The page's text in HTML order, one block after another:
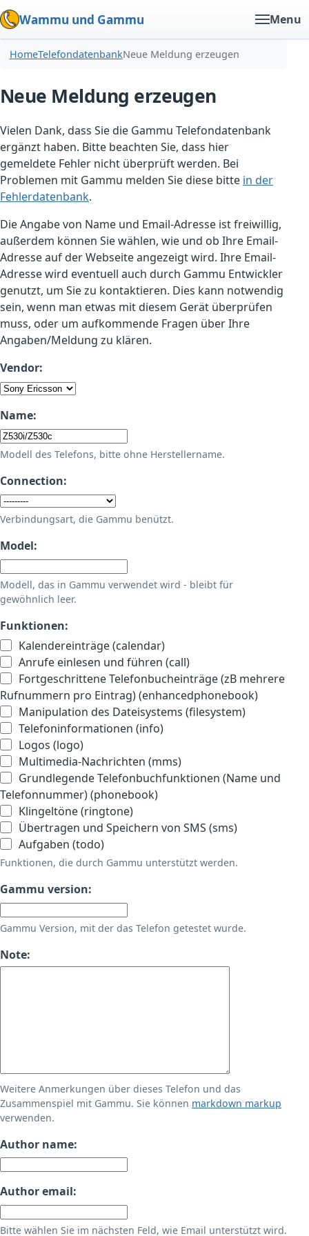
Wammu und Gammu Menu
HomeTelefondatenbankNeue Meldung erzeugen
Neue Meldung erzeugen
Vielen Dank, dass Sie die Gammu Telefondatenbank
ergänzt haben. Bitte beachten Sie, dass hier
gemeldete Fehler nicht überprüft werden. Bei
Problemen mit Gammu melden Sie diese bitte in der
Fehlerdatenbank.
Die Angabe von Name und Email-Adresse ist freiwillig,
außerdem können Sie wählen, wie und ob Ihre Email-
Adresse auf der Webseite angezeigt wird. Ihre Email-
Adresse wird eventuell auch durch Gammu Entwickler
genutzt, um Sie zu kontaktieren. Dies kann notwendig
sein, wenn man etwas mit diesem Gerät überprüfen
muss, oder um aufkommende Fragen über Ihre
Angaben/Meldung zu klären.
Vendor:
Name:
Modell des Telefons, bitte ohne Herstellername.
Connection:
Verbindungsart, die Gammu benützt.
Model:
Modell, das in Gammu verwendet wird - bleibt für
gewöhnlich leer.
Funktionen:
Kalendereinträge (calendar)
Anrufe einlesen und führen (call)
Fortgeschrittene Telefonbucheinträge (zB mehrere
Rufnummern pro Eintrag) (enhancedphonebook)
Manipulation des Dateisystems (filesystem)
Telefoninformationen (info)
Logos (logo)
Multimedia-Nachrichten (mms)
Grundlegende Telefonbuchfunktionen (Name und
Telefonnummer) (phonebook)
Klingeltöne (ringtone)
Übertragen und Speichern von SMS (sms)
Aufgaben (todo)
Funktionen, die durch Gammu unterstützt werden.
Gammu version:
Gammu Version, mit der das Telefon getestet wurde.
Note:
Weitere Anmerkungen über dieses Telefon und das
Zusammenspiel mit Gammu. Sie können markdown markup
verwenden.
Author name:
Author email:
Bitte wählen Sie im nächsten Feld, wie Email unterstützt wird.